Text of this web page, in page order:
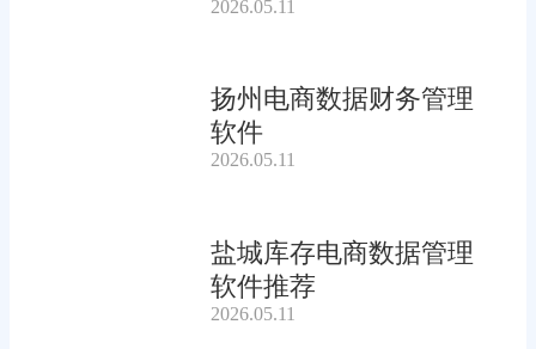
2026.05.11
扬州电商数据财务管理
软件
2026.05.11
盐城库存电商数据管理
软件推荐
2026.05.11